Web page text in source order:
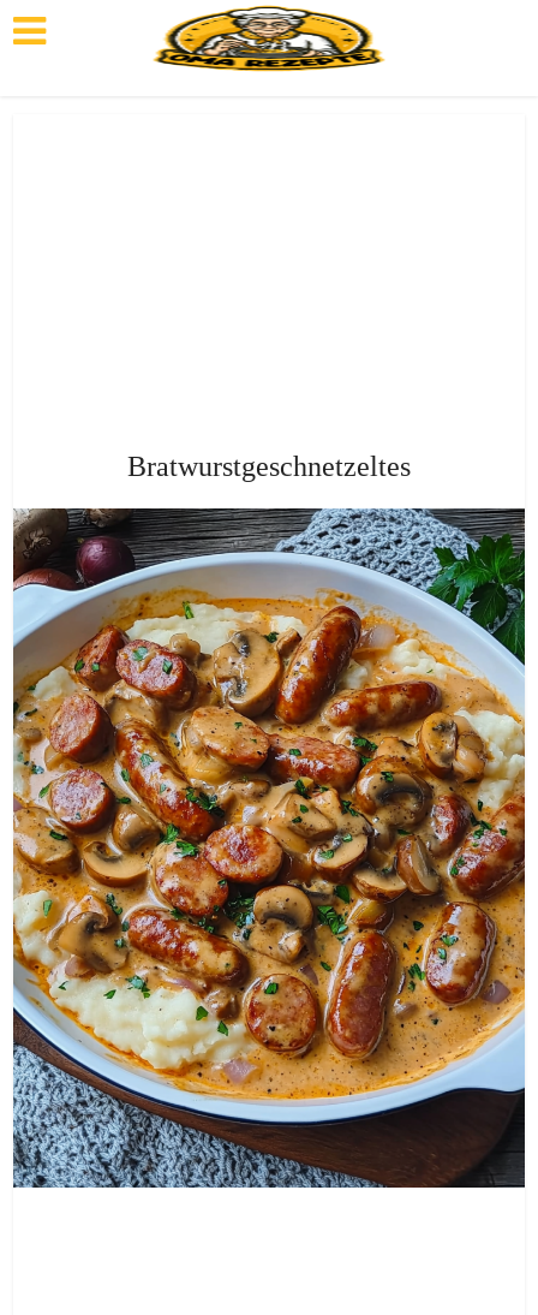
Bratwurstgeschnetzeltes